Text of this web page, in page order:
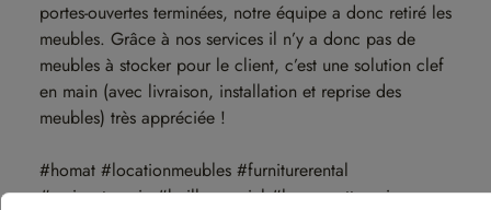
portes-ouvertes terminées, notre équipe a donc retiré les
meubles. Grâce à nos services il n’y a donc pas de
meubles à stocker pour le client, c’est une solution clef
en main (avec livraison, installation et reprise des
meubles) très appréciée !
#homat #locationmeubles #furniturerental
#maisontemoin #bailleursocial #logementtemoin